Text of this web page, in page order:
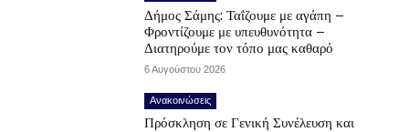
Δήμος Σάμης: Ταΐζουμε με αγάπη –
Φροντίζουμε με υπευθυνότητα –
Διατηρούμε τον τόπο μας καθαρό
6 Αυγούστου 2026
Ανακοινώσεις
Πρόσκληση σε Γενική Συνέλευση και